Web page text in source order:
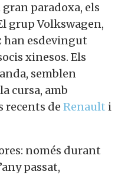
paradoxa, els
grup Volkswagen,
han esdevingut
xinesos. Els
semblen
cursa, amb
de Renault i
només durant
passat,